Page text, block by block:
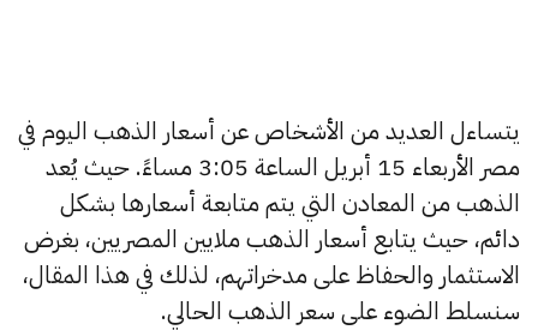
يتساءل العديد من الأشخاص عن أسعار الذهب اليوم في
مصر الأربعاء 15 أبريل الساعة 3:05 مساءً. حيث يُعد
الذهب من المعادن التي يتم متابعة أسعارها بشكل
دائم، حيث يتابع أسعار الذهب ملايين المصريين، بغرض
الاستثمار والحفاظ على مدخراتهم، لذلك في هذا المقال،
سنسلط الضوء على سعر الذهب الحالي.